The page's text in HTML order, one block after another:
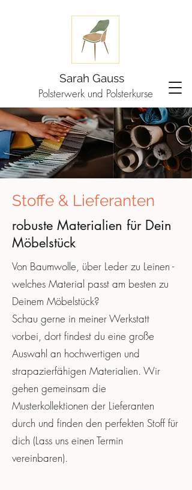
Sarah Gauss
Polsterwerk und Polsterkurse
Stoffe & Lieferanten
robuste Materialien für Dein
Möbelstück
Von Baumwolle, über Leder zu Leinen -
welches Material passt am besten zu
Deinem Möbelstück?
Schau gerne in meiner Werkstatt
vorbei, dort findest du eine große
Auswahl an hochwertigen und
strapazierfähigen Materialien. Wir
gehen gemeinsam die
Musterkollektionen der Lieferanten
durch und finden den perfekten Stoff für
dich (Lass uns einen Termin
vereinbaren).